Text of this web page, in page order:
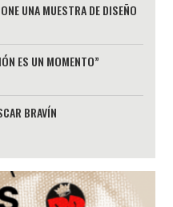
UNA MUESTRA DE DISEÑO
ES UN MOMENTO”
BRAVÍN